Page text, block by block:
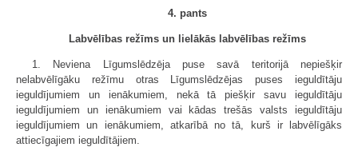
4. pants
Labvēlības režīms un lielākās labvēlības režīms
1. Neviena Līgumslēdzēja puse savā teritorijā nepiešķir
nelabvēlīgāku režīmu otras Līgumslēdzējas puses ieguldītāju
ieguldījumiem un ienākumiem, nekā tā piešķir savu ieguldītāju
ieguldījumiem un ienākumiem vai kādas trešās valsts ieguldītāju
ieguldījumiem un ienākumiem, atkarībā no tā, kurš ir labvēlīgāks
attiecīgajiem ieguldītājiem.